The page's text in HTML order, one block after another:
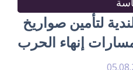
لتأمين صواريخ
إنهاء الحرب